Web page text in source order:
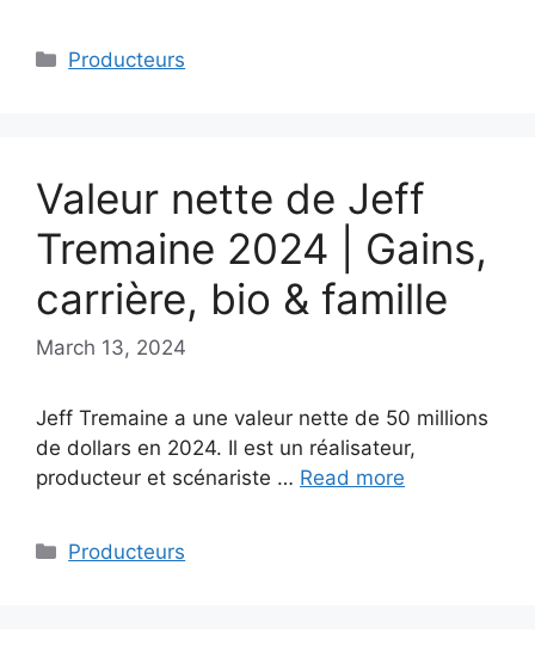
Categories
Producteurs
Valeur nette de Jeff
Tremaine 2024 | Gains,
carrière, bio & famille
March 13, 2024
Jeff Tremaine a une valeur nette de 50 millions
de dollars en 2024. Il est un réalisateur,
producteur et scénariste … Read more
Categories
Producteurs